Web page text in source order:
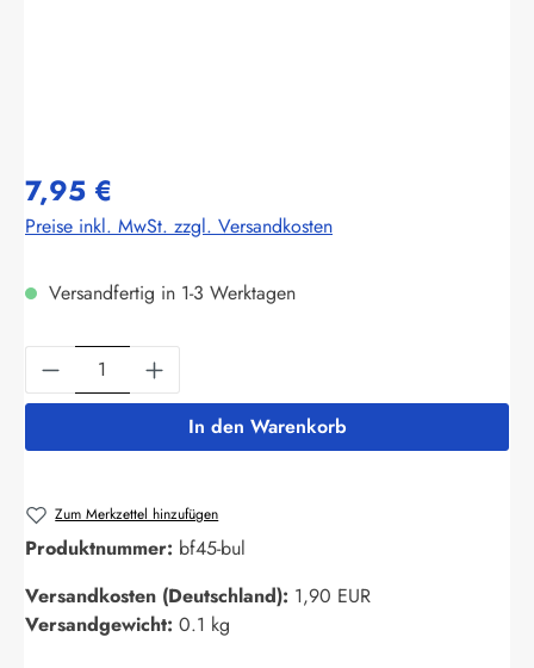
7,95 €
Preise inkl. MwSt. zzgl. Versandkosten
Versandfertig in 1-3 Werktagen
Produkt Anzahl: Gib den gewünschten
In den Warenkorb
Zum Merkzettel hinzufügen
Produktnummer: bf45-bul
Versandkosten (Deutschland): 1,90 EUR
Versandgewicht: 0.1 kg